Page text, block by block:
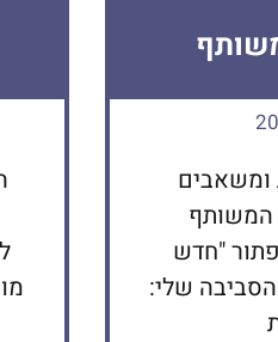
ומשאבים
המשותף
"חדש
שלי: